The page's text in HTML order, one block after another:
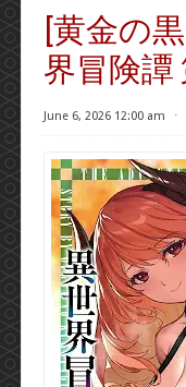
[黄金の
界冒険譚
June 6, 2026 12:00 am ⋅